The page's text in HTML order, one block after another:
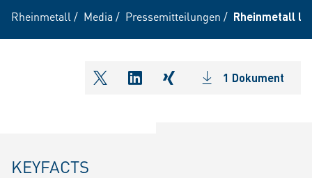
Rheinmetall / Media / Pressemitteilungen / Rheinmetall
shareOntwitter
shareOnlinkedIn
shareOnxing1 Dokument
KEYFACTS